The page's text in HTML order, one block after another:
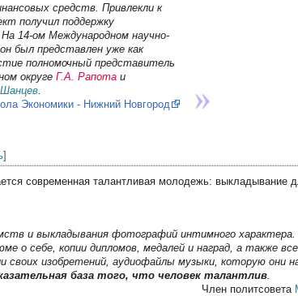
средств. Привлекли к
получил поддержку
14-ом Международном научно-
был представлен уже как
полномочный представитель
округе Г.А. Рапотаи
.
Экономики - Нижний Новгород
]
современная талантливая молодежь: выкладывание
и выкладывания фотографий интимного
о себе, копии дипломов, медалей и наград, а также
изобретений, аудиофайлы музыки, которую они
база того, что человек талантлив.
Член политсовета